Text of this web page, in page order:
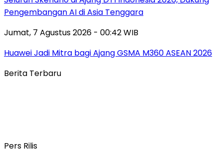
Pengembangan AI di Asia Tenggara
Jumat, 7 Agustus 2026 - 00:42 WIB
Huawei Jadi Mitra bagi Ajang GSMA M360 ASEAN 2026
Berita Terbaru
Pers Rilis